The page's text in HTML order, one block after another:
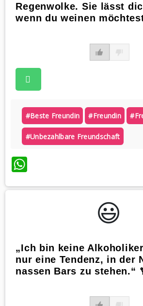
Regenwolke. Sie lässt
wenn du weinen
#beste Freundin #freundin
#unbezahlbare Freundschaft
WhatsApp
😃️
„Ich bin keine
nur eine Tendenz, in der
nassen Bars zu stehen.“